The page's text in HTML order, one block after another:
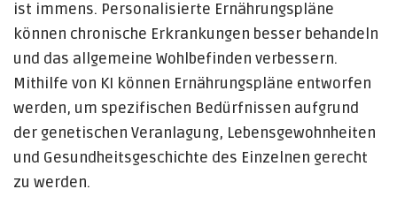
ist immens. Personalisierte Ernährungspläne
können chronische Erkrankungen besser behandeln
und das allgemeine Wohlbefinden verbessern.
Mithilfe von KI können Ernährungspläne entworfen
werden, um spezifischen Bedürfnissen aufgrund
der genetischen Veranlagung, Lebensgewohnheiten
und Gesundheitsgeschichte des Einzelnen gerecht
zu werden.